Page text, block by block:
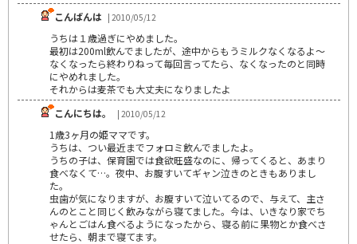
こんばんは | 2010/05/12
うちは１歳過ぎにやめました。
最初は200ml飲んでましたが、途中からもうミルクなくなるよ～
なくなったら終わりねって毎回言ってたら、なくなったのと同時
にやめれました。
それからは麦茶でも大丈夫になりましたよ
こんにちは。
| 2010/05/12
1歳3ヶ月の姫ママです。
うちは、つい最近までフォロミ飲んでましたよ。
うちの子は、保育園では食欲旺盛なのに、帰ってくると、あまり
食べなくて…。夜中、お腹すいてギャン泣きのときもありまし
た。
虫歯が気になりますが、お腹すいて泣いてるので、与えて、主さ
んのとこと同じく飲みながら寝てました。今は、いきなり家でち
ゃんとごはん食べるようになったから、寝る前に果物とか食べさ
せたら、朝まで寝てます。